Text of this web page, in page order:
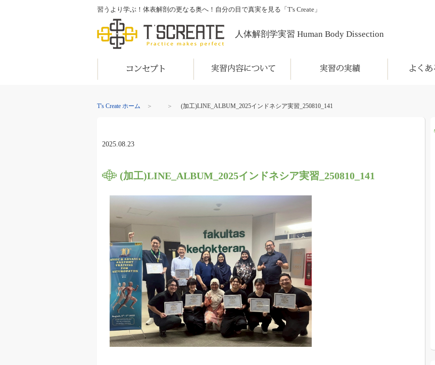
習うより学ぶ！体表解剖の更なる奥へ！自分の目で真実を見る「T's Create」
人体解剖学実習 Human Body Dissection
T's Create ホーム ＞ ＞ (加工)LINE_ALBUM_2025インドネシア実習_250810_141
2025.08.23
(加工)LINE_ALBUM_2025インドネシア実習_250810_141